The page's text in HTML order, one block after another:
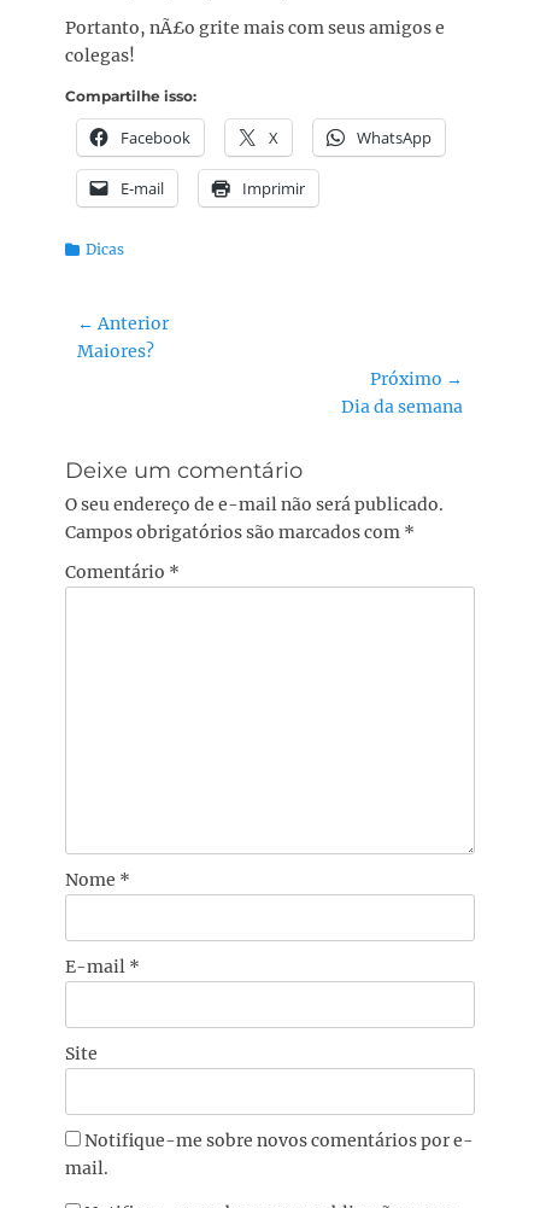
Portanto, nÃ£o grite mais com seus amigos e
colegas!
Compartilhe isso:
Facebook X WhatsApp
E-mail Imprimir
Categorias:
Dicas
Navegação
de
← Anterior
Post
Maiores?
Próximo →
Dia da semana
Deixe um comentário
O seu endereço de e-mail não será publicado.
Campos obrigatórios são marcados com *
Comentário *
Nome *
E-mail *
Site
Notifique-me sobre novos comentários por e-
mail.